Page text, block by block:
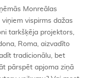
Monreālas
vispirms dažas
tarkšķēja projektors,
Roma, aizvadīto
tradicionālu, bet
pārspēt apjoma ziņā